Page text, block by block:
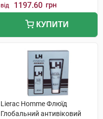
від 1197.60 грн
КУПИТИ
Lierac Homme Флюїд
Глобальний антивіковий